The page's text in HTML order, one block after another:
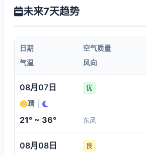
27° 26°
03:00
23°
1-3
04:00
13:00
36°
07:00
未来7天趋势
日期 空气质量
气温
风向
08月07日 优
晴
21° ~ 36° 东风
08月08日 良